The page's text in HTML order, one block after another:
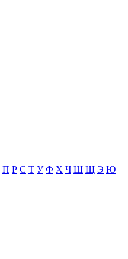
П Р С Т У Ф Х Ч Ш Щ Э Ю